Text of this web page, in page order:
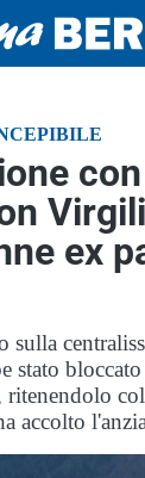
ex
sulla
stato
ritenendolo
accolto